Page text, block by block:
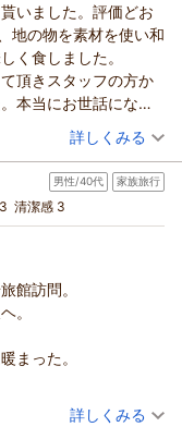
うございました。
も嬉しいです。
重なご意見をありが
善の参考にさせてい
（返信日：2025/10/07）
いました。評価どお
地の物を素材を使い和
く食しました。
頂きスタッフの方か
本当にお世話になり
ります。
（投稿日：2025/09/30）
を満喫
税込)
にご利用いただ
くりお過ごしいた
申し上げます。
詳しくみる
男性/40代 家族旅行
清潔感 3
館訪問。
。
まった。
（投稿日：2025/09/27）
詳しくみる